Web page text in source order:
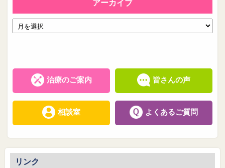
アーカイブ
治療のご案内 皆さんの声
相談室 よくあるご質問
リンク